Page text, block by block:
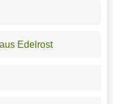
Edelrost